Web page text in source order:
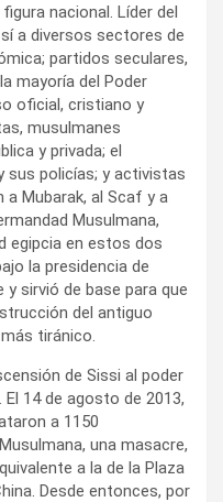
nacional. Líder del
a diversos sectores de
partidos seculares,
mayoría del Poder
oficial, cristiano y
musulmanes
y privada; el
sus policías; y activistas
Mubarak, al Scaf y a
Musulmana,
egipcia en estos dos
la presidencia de
y sirvió de base para que
del antiguo
tiránico.
de Sissi al poder
14 de agosto de 2013,
a 1150
una masacre,
a la de la Plaza
Desde entonces, por